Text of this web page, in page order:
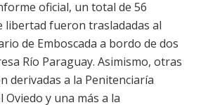
oficial, un total de 56
libertad fueron trasladadas al
de Emboscada a bordo de dos
Río Paraguay. Asimismo, otras
derivadas a la Penitenciaría
Oviedo y una más a la